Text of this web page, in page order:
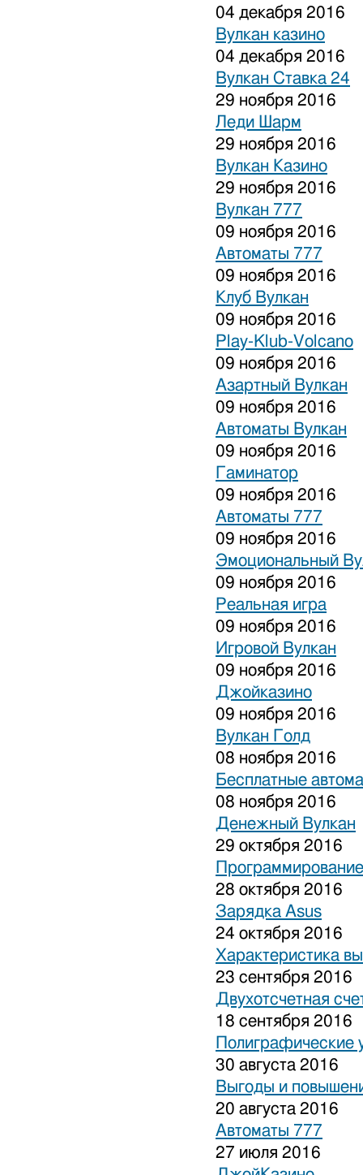
04 декабря 2016
Вулкан казино
04 декабря 2016
Вулкан Ставка 24
29 ноября 2016
Леди Шарм
29 ноября 2016
Вулкан Казино
29 ноября 2016
Вулкан 777
09 ноября 2016
Автоматы 777
09 ноября 2016
Клуб Вулкан
09 ноября 2016
Play-Klub-Volcano
09 ноября 2016
Азартный Вулкан
09 ноября 2016
Автоматы Вулкан
09 ноября 2016
Гаминатор
09 ноября 2016
Автоматы 777
09 ноября 2016
Эмоциональный
09 ноября 2016
Реальная игра
09 ноября 2016
Игровой Вулкан
09 ноября 2016
Джойказино
09 ноября 2016
Вулкан Голд
08 ноября 2016
Бесплатные
08 ноября 2016
Денежный Вулкан
29 октября 2016
28 октября 2016
Зарядка Asus
24 октября 2016
Характеристика
23 сентября 2016
Двухотсчетная
18 сентября 2016
Полиграфические
30 августа 2016
Выгоды и
20 августа 2016
Автоматы 777
27 июля 2016